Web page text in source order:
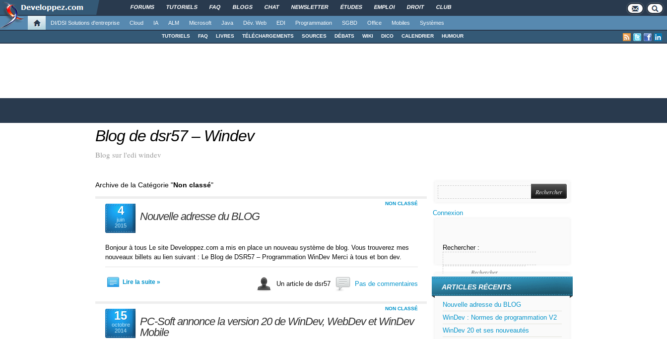
FORUMS TUTORIELS FAQ BLOGS CHAT NEWSLETTER ÉTUDES EMPLOI DROIT CLUB
DI/DSI Solutions d'entreprise Cloud IA ALM Microsoft Java Dév. Web EDI Programmation SGBD Office Mobiles Systèmes
TUTORIELS FAQ LIVRES TÉLÉCHARGEMENTS SOURCES DÉBATS WIKI DICO CALENDRIER HUMOUR
Blog de dsr57 – Windev
Blog sur l'edi windev
Archive de la Catégorie "Non classé"
4
juin
2015
NON CLASSÉ
Nouvelle adresse du BLOG
Bonjour à tous Le site Developpez.com a mis en place un nouveau système de blog. Vous trouverez mes
nouveaux billets au lien suivant : Le Blog de DSR57 – Programmation WinDev Merci à tous et bon dev.
Lire la suite » Un article de dsr57 Pas de commentaires
15
octobre
2014
NON CLASSÉ
PC-Soft annonce la version 20 de WinDev, WebDev et WinDev
Mobile
Connexion
Rechercher :
ARTICLES RÉCENTS
Nouvelle adresse du BLOG
WinDev : Normes de programmation V2
WinDev 20 et ses nouveautés